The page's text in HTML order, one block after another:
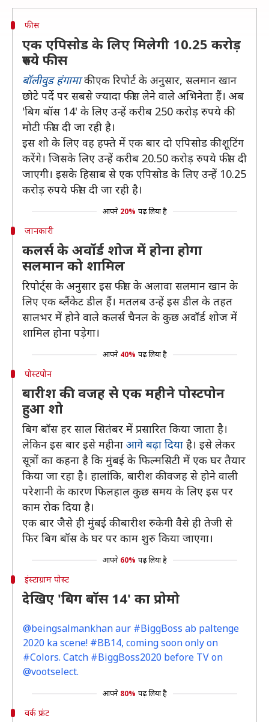
फीस
एक एपिसोड के लिए मिलेगी 10.25 करोड़
रुपये फीस
बॉलीवुड हंगामाकी एक रिपोर्ट के अनुसार, सलमान खान
छोटे पर्दे पर सबसे ज्यादा फीस लेने वाले अभिनेता हैं। अब
'बिग बॉस 14' के लिए उन्हें करीब 250 करोड़ रुपये की
मोटी फीस दी जा रही है।
इस शो के लिए वह हफ्ते में एक बार दो एपिसोड की शूटिंग
करेंगे। जिसके लिए उन्हें करीब 20.50 करोड़ रुपये फीस दी
जाएगी। इसके हिसाब से एक एपिसोड के लिए उन्हें 10.25
करोड़ रुपये फीस दी जा रही है।
आपने 20% पढ़ लिया है
जानकारी
कलर्स के अवॉर्ड शोज में होना होगा
सलमान को शामिल
रिपोर्ट्स के अनुसार इस फीस के अलावा सलमान खान के
लिए एक ब्लैंकेट डील हैं। मतलब उन्हें इस डील के तहत
सालभर में होने वाले कलर्स चैनल के कुछ अवॉर्ड शोज में
शामिल होना पड़ेगा।
आपने 40% पढ़ लिया है
पोस्टपोन
बारीश की वजह से एक महीने पोस्टपोन
हुआ शो
बिग बॉस हर साल सितंबर में प्रसारित किया जाता है।
लेकिन इस बार इसे महीना आगे बढ़ा दिया है। इसे लेकर
सूत्रों का कहना है कि मुंबई के फिल्मसिटी में एक घर तैयार
किया जा रहा है। हालांकि, बारीश की वजह से होने वाली
परेशानी के कारण फिलहाल कुछ समय के लिए इस पर
काम रोक दिया है।
एक बार जैसे ही मुंबई की बारीश रुकेगी वैसे ही तेजी से
फिर बिग बॉस के घर पर काम शुरु किया जाएगा।
आपने 60% पढ़ लिया है
इंस्टाग्राम पोस्ट
देखिए 'बिग बॉस 14' का प्रोमो
@beingsalmankhan aur #BiggBoss ab paltenge
2020 ka scene! #BB14, coming soon only on
#Colors. Catch #BiggBoss2020 before TV on
@vootselect.
आपने 80% पढ़ लिया है
वर्क फ्रंट